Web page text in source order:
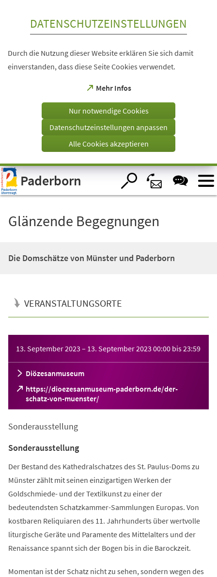
Visuelle
Assistenzsoftware
öffnen.
DATENSCHUTZEINSTELLUNGEN
Durch die Nutzung dieser Website erklären Sie sich damit
einverstanden, dass diese Seite Cookies verwendet.
Mehr Infos
(Öffnet
einem
Tab)
Nur notwendige Cookies
Datenschutzeinstellungen anpassen
Alle Cookies akzeptieren
Paderborn
Glänzende Begegnungen
Die Domschätze von Münster und Paderborn
VERANSTALTUNGSORTE
13. September 2023 – 13. September 2023 00:00 bis23:59
Diözesanmuseum
https://dioezesanmuseum-paderborn.de/der-
schatz-von-muenster/
(Öffnet
in
neuen
Sonderausstellung
Sonderausstellung
Der Bestand des Kathedralschatzes des St. Paulus-Doms zu
Münster zählt mit seinen einzigartigen Werken der
Goldschmiede- und der Textilkunst zu einer der
bedeutendsten Schatzkammer-Sammlungen Europas. Von
kostbaren Reliquiaren des 11. Jahrhunderts über wertvolle
liturgische Geräte und Paramente des Mittelalters und der
Renaissance spannt sich der Bogen bis in die Barockzeit.
Momentan ist der Schatz nicht zu sehen, sondern wegen des